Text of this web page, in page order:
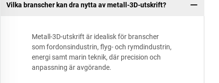
Vilka branscher kan dra nytta av metall-3D-utskrift?
Metall-3D-utskrift är idealisk för branscher
som fordonsindustrin, flyg- och rymdindustrin,
energi samt marin teknik, där precision och
anpassning är avgörande.